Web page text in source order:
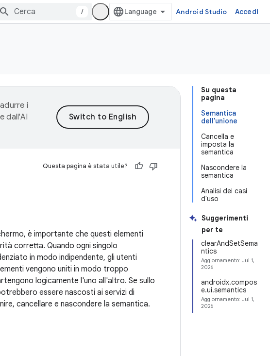
/ Android Studio Accedi
Su questa
pagina
Semantica
dell'unione
Cancella e
imposta la
semantica
Nascondere la
semantica
Analisi dei casi
d'uso
Suggerimenti
per te
clearAndSetSema
ntics
Aggiornamento: Jul 1,
2026
androidx.compos
e.ui.semantics
Aggiornamento: Jul 1,
2026
i
dall'AI
Questa pagina è stata utile?
è importante che questi elementi
corretta. Quando ogni singolo
in modo indipendente, gli utenti
vengono uniti in modo troppo
logicamente l'uno all'altro. Se sullo
essere nascosti ai servizi di
cancellare e nascondere la semantica.